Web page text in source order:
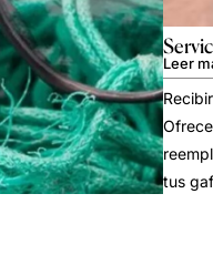
Leer
tus